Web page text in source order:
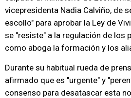
vicepresidenta Nadia Calviño, de
escollo" para aprobar la Ley de
se "resiste" a la regulación de los
como aboga la formación y los
Durante su habitual rueda de
afirmado que es "urgente" y
consenso para desatascar esta